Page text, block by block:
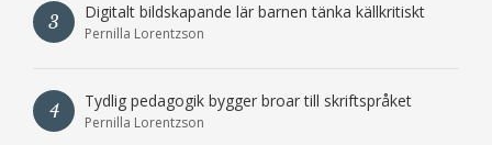
3 Digitalt bildskapande lär barnen tänka källkritiskt
Pernilla Lorentzson
4 Tydlig pedagogik bygger broar till skriftspråket
Pernilla Lorentzson